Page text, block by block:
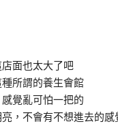
面也太大了吧
所謂的養生會館
覺亂可怕一把的
，不會有不想進去的感